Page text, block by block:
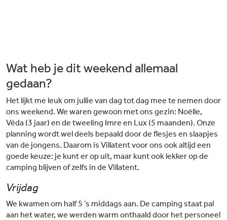
Wat heb je dit weekend allemaal
gedaan?
Het lijkt me leuk om jullie van dag tot dag mee te nemen door
ons weekend. We waren gewoon met ons gezin: Noëlle,
Véda (3 jaar) en de tweeling Imre en Lux (5 maanden). Onze
planning wordt wel deels bepaald door de flesjes en slaapjes
van de jongens. Daarom is Villatent voor ons ook altijd een
goede keuze: je kunt er op uit, maar kunt ook lekker op de
camping blijven of zelfs in de Villatent.
Vrijdag
We kwamen om half 5 ’s middags aan. De camping staat pal
aan het water, we werden warm onthaald door het personeel